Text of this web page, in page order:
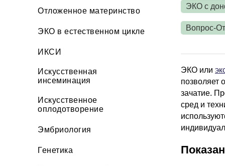
Отложенное материнство
ЭКО в естественном цикле
ИКСИ
Искусственная
инсеминация
Искусственное
оплодотворение
Эмбриология
Генетика
ЭКО с
Вопрос-
ЭКО или
позволяет
зачатие.
сред и